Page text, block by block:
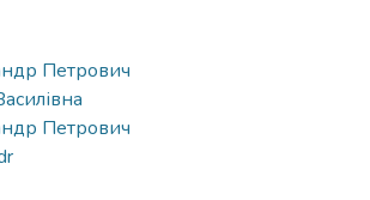
Петрович
Петрович